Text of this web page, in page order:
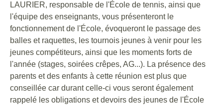
LAURIER, responsable de l'École de tennis, ainsi que
l'équipe des enseignants, vous présenteront le
fonctionnement de l'École, évoqueront le passage des
balles et raquettes, les tournois jeunes à venir pour les
jeunes compétiteurs, ainsi que les moments forts de
l'année (stages, soirées crêpes, AG...). La présence des
parents et des enfants à cette réunion est plus que
conseillée car durant celle-ci vous seront également
rappelé les obligations et devoirs des jeunes de l'École